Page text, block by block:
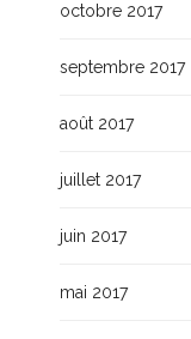
octobre 2017
septembre 2017
août 2017
juillet 2017
juin 2017
mai 2017